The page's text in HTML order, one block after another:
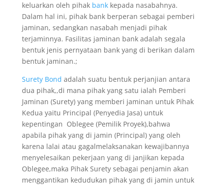
keluarkan oleh pihak bankkepada nasabahnya.
Dalam hal ini, pihak bank berperan sebagai pemberi
jaminan, sedangkan nasabah menjadi pihak
terjaminnya. Fasilitas jaminan bank adalah segala
bentuk jenis pernyataan bank yang di berikan dalam
bentuk jaminan.;
Surety Bond adalah suatu bentuk perjanjian antara
dua pihak,,di mana pihak yang satu ialah Pemberi
Jaminan (Surety) yang memberi jaminan untuk Pihak
Kedua yaitu Principal (Penyedia Jasa) untuk
kepentingan Oblegee (Pemilik Proyek),bahwa
apabila pihak yang di jamin (Principal) yang oleh
karena lalai atau gagalmelaksanakan kewajibannya
menyelesaikan pekerjaan yang di janjikan kepada
Oblegee,maka Pihak Surety sebagai penjamin akan
menggantikan kedudukan pihak yang di jamin untuk